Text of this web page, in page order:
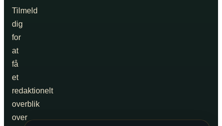
Tilmeld
dig
for
at
få
et
redaktionelt
overblik
over